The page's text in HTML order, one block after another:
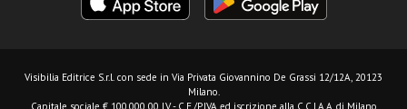
Visibilia Editrice S.r.l. con sede in Via Privata Giovannino De Grassi 12/12A, 20123
Milano.
Capitale sociale € 100.000,00 I.V. - C.F./P.IVA ed iscrizione alla C.C.I.A.A. di Milano